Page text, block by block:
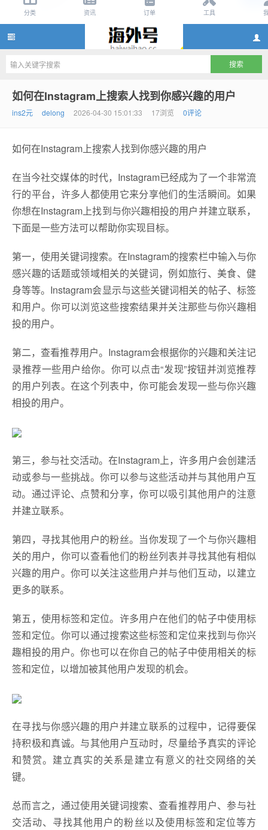
instagram账号购买2元,instagram账号批发2
元,instagram小号批发渠道,ins账号批发网站
如何在Instagram上搜索人找到你感兴趣的用户
ins2元 delong 2026-04-30 15:01:33 17浏览 0评论
如何在Instagram上搜索人找到你感兴趣的用户
在当今社交媒体的时代，Instagram已经成为了一个非常流
行的平台，许多人都使用它来分享他们的生活瞬间。如果
你想在Instagram上找到与你兴趣相投的用户并建立联系，
下面是一些方法可以帮助你实现目标。
第一，使用关键词搜索。在Instagram的搜索栏中输入与你
感兴趣的话题或领域相关的关键词，例如旅行、美食、健
身等等。Instagram会显示与这些关键词相关的帖子、标签
和用户。你可以浏览这些搜索结果并关注那些与你兴趣相
投的用户。
第二，查看推荐用户。Instagram会根据你的兴趣和关注记
录推荐一些用户给你。你可以点击“发现”按钮并浏览推荐
的用户列表。在这个列表中，你可能会发现一些与你兴趣
相投的用户。
第三，参与社交活动。在Instagram上，许多用户会创建活
动或参与一些挑战。你可以参与这些活动并与其他用户互
动。通过评论、点赞和分享，你可以吸引其他用户的注意
并建立联系。
第四，寻找其他用户的粉丝。当你发现了一个与你兴趣相
关的用户，你可以查看他们的粉丝列表并寻找其他有相似
兴趣的用户。你可以关注这些用户并与他们互动，以建立
更多的联系。
第五，使用标签和定位。许多用户在他们的帖子中使用标
签和定位。你可以通过搜索这些标签和定位来找到与你兴
趣相投的用户。你也可以在你自己的帖子中使用相关的标
签和定位，以增加被其他用户发现的机会。
在寻找与你感兴趣的用户并建立联系的过程中，记得要保
持积极和真诚。与其他用户互动时，尽量给予真实的评论
和赞赏。建立真实的关系是建立有意义的社交网络的关
键。
总而言之，通过使用关键词搜索、查看推荐用户、参与社
交活动、寻找其他用户的粉丝以及使用标签和定位等方